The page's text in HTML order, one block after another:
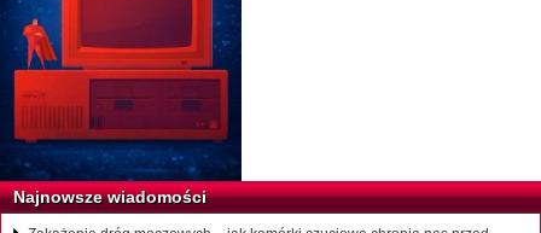
Najnowsze wiadomości